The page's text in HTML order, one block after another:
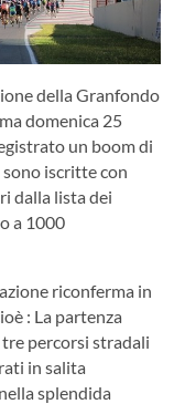
della Granfondo
domenica 25
un boom di
sono iscritte con
dalla lista dei
a 1000
riconferma in
: La partenza
percorsi stradali
in salita
splendida